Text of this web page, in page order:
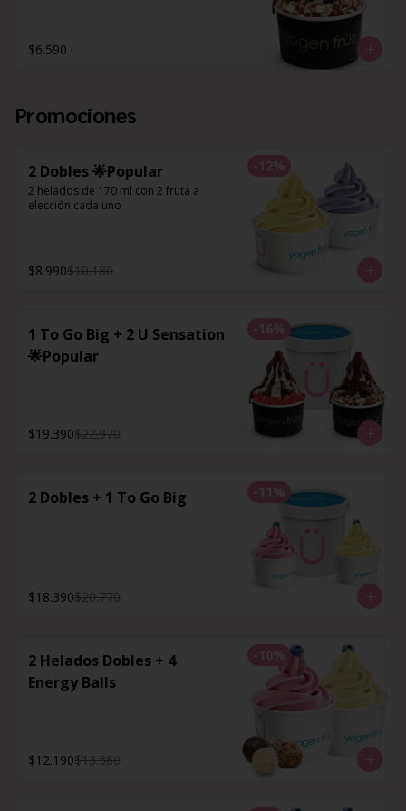
$6.590
Promociones
-12%
2 Dobles 🌟Popular
2 helados de 170 ml con 2 fruta a
elección cada uno
$8.990$10.180
-16%
1 To Go Big + 2 U Sensation
🌟Popular
$19.390$22.970
-11 %
2 Dobles + 1 To Go Big
$18.390$20.770
-10%
2 Helados Dobles + 4
Energy Balls
$12.190$13.580